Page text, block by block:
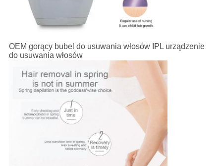
OEM gorący bubel do usuwania włosów IPL urządzenie
do usuwania włosów